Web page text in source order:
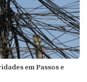
em Passos e